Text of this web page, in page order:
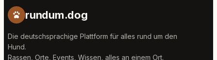
rundum.dog
Die deutschsprachige Plattform für alles rund um den
Hund.
Rassen, Orte, Events, Wissen, alles an einem Ort.